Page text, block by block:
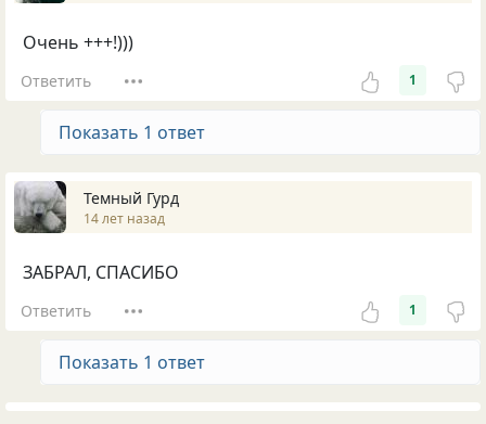
Очень +++!)))
Ответить 1
Показать 1 ответ
Темный Гурд
14 лет назад
ЗАБРАЛ, СПАСИБО
Ответить 1
Показать 1 ответ